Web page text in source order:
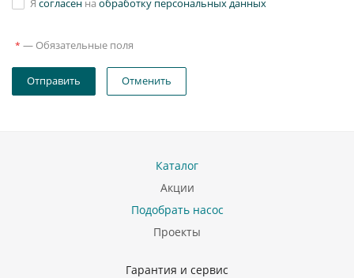
Я согласен на обработку персональных данных
* — Обязательные поля
Отправить Отменить
Каталог
Акции
Подобрать насос
Проекты
Гарантия и сервис